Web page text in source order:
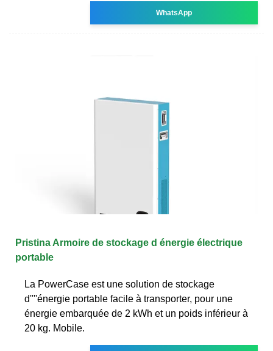
WhatsApp
Pristina Armoire de stockage d énergie électrique
portable
La PowerCase est une solution de stockage
d''''énergie portable facile à transporter, pour une
énergie embarquée de 2 kWh et un poids inférieur à
20 kg. Mobile.